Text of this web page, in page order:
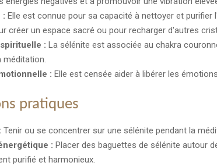
: Elle est connue pour sa capacité à nettoyer et
créer un espace sacré ou pour recharger d'autres
: La sélénite est associée au chakra
: Elle est censée aider à libérer les
pratiques
Tenir ou se concentrer sur une sélénite pendant la
: Placer des baguettes de sélénite autour
purifié et harmonieux.